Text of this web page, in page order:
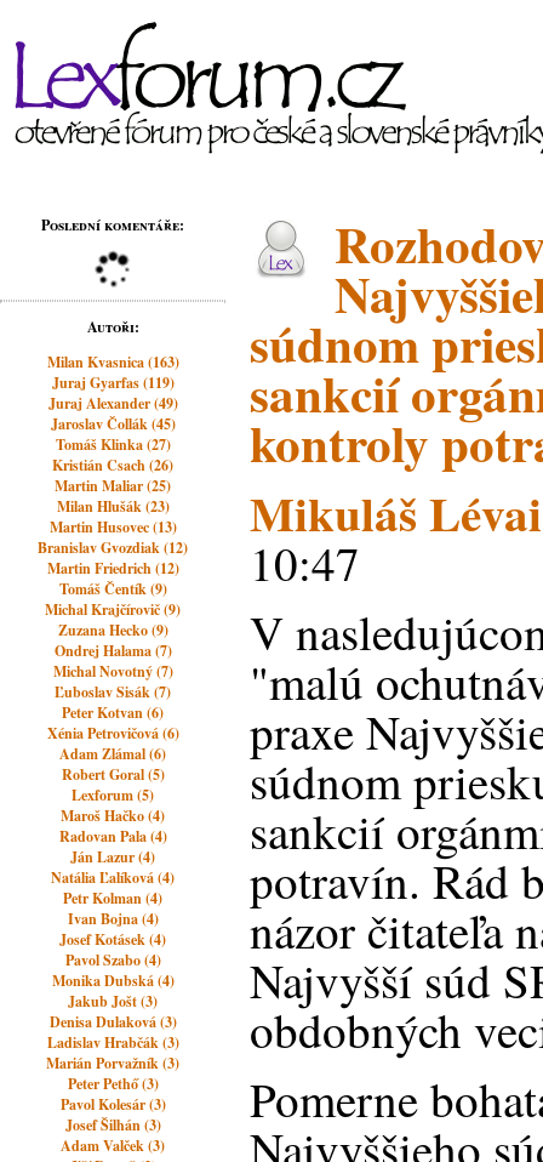
Poslední komentáře:
Autoři:
Milan Kvasnica (163)
Juraj Gyarfas (119)
Juraj Alexander (49)
Jaroslav Čollák (45)
Tomáš Klinka (27)
Kristián Csach (26)
Martin Maliar (25)
Milan Hlušák (23)
Martin Husovec (13)
Branislav Gvozdiak (12)
Martin Friedrich (12)
Tomáš Čentík (9)
Michal Krajčírovič (9)
Zuzana Hecko (9)
Ondrej Halama (7)
Michal Novotný (7)
Ľuboslav Sisák (7)
Peter Kotvan (6)
Xénia Petrovičová (6)
Adam Zlámal (6)
Robert Goral (5)
Lexforum (5)
Maroš Hačko (4)
Radovan Pala (4)
Ján Lazur (4)
Natália Ľalíková (4)
Petr Kolman (4)
Ivan Bojna (4)
Josef Kotásek (4)
Pavol Szabo (4)
Monika Dubská (4)
Jakub Jošt (3)
Denisa Dulaková (3)
Ladislav Hrabčák (3)
Marián Porvažník (3)
Peter Pethő (3)
Pavol Kolesár (3)
Josef Šilhán (3)
Adam Valček (3)
súdnom
sankcií
kontroly
Mikuláš Lévai
10:47
V
"malú
praxe
súdnom
sankcií
potravín. Rád
názor čitateľa
Najvyšší súd
obdobných
Pomerne
Najvyššieho